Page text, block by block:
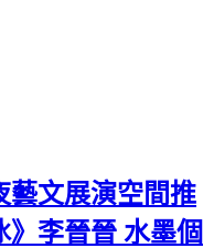
藝文展演空間推
李晉晉 水墨個